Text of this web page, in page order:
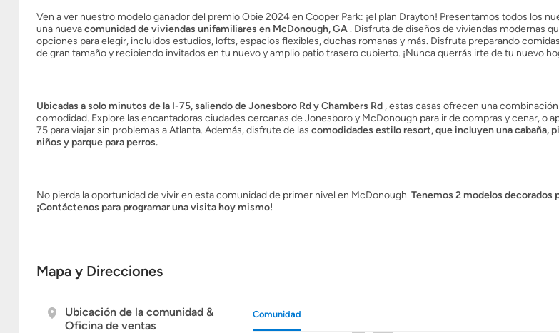
Ven a ver nuestro modelo ganador del premio Obie 2024 en Cooper Park: ¡el plan Drayton! Presentamos todos los
una nuevacomunidad de viviendas unifamiliares en McDonough, GA. Disfruta de diseños de viviendas modernas
opciones para elegir, incluidos estudios, lofts, espacios flexibles, duchas romanas y más. Disfruta preparando
de gran tamaño y recibiendo invitados en tu nuevo y amplio patio trasero cubierto. ¡Nunca querrás irte de tu nuevo
Ubicadas a solo minutos de la I-75, saliendo de Jonesboro Rd y Chambers Rd , estas casas ofrecen una
comodidad. Explore las encantadoras ciudades cercanas de Jonesboro y McDonough para ir de compras y cenar, o
75 para viajar sin problemas a Atlanta. Además, disfrute de las comodidades estilo resort, que incluyen una cabaña,
niños y parque para perros.
No pierda la oportunidad de vivir en esta comunidad de primer nivel en McDonough. Tenemos 2 modelos decorados
¡Contáctenos para programar una visita hoy mismo!
Mapa y Direcciones
Ubicación de la comunidad &
Oficina de ventas
Comunidad